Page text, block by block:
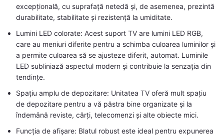
excepțională, cu suprafață netedă și, de asemenea, prezintă
durabilitate, stabilitate și rezistență la umiditate.
Lumini LED colorate: Acest suport TV are lumini LED RGB,
care au meniuri diferite pentru a schimba culoarea luminilor și
a permite culoarea să se ajusteze diferit, automat. Luminile
LED subliniază aspectul modern și contribuie la senzația din
tendințe.
Spațiu amplu de depozitare: Unitatea TV oferă mult spațiu
de depozitare pentru a vă păstra bine organizate și la
îndemână reviste, cărți, telecomenzi și alte obiecte mici.
Funcția de afișare: Blatul robust este ideal pentru expunerea